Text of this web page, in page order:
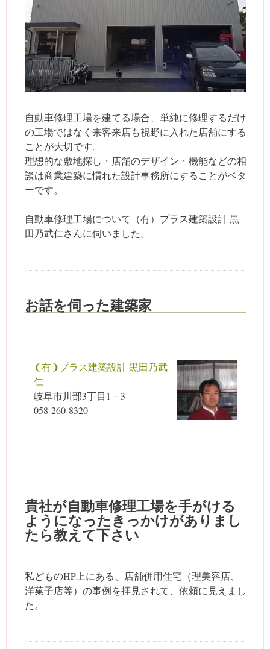
自動車修理工場を建てる場合、単純に修理するだけ
の工場ではなく来客来店も視野に入れた店舗にする
ことが大切です。
理想的な敷地探し・店舗のデザイン・機能などの相
談は商業建築に慣れた設計事務所にすることがベタ
ーです。
自動車修理工場について（有）プラス建築設計 黒
田乃武仁さんに伺いました。
お話を伺った建築家
❨有❩プラス建築設計 黒田乃武
仁
岐阜市川部3丁目1－3
058-260-8320
貴社が自動車修理工場を手がける
ようになったきっかけがありまし
たら教えて下さい
私どものHP上にある、店舗併用住宅（理美容店、
洋菓子店等）の事例を拝見されて、依頼に見えまし
た。